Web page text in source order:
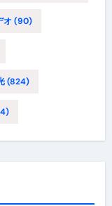
オ (90)
(824)